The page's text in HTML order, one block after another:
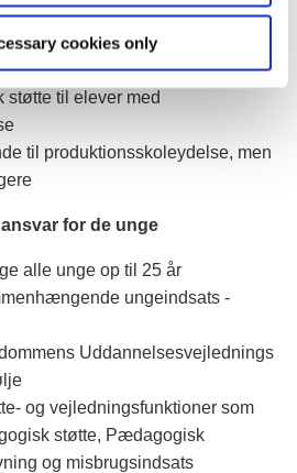
cookies only
af lederne og lærere
i et inkluderende læringsmiljø
til elever med
til produktionsskoleydelse, men
for de unge
alle unge op til 25 år
ungeindsats -
Uddannelsesvejlednings
og vejledningsfunktioner som
støtte, Pædagogisk
og misbrugsindsats